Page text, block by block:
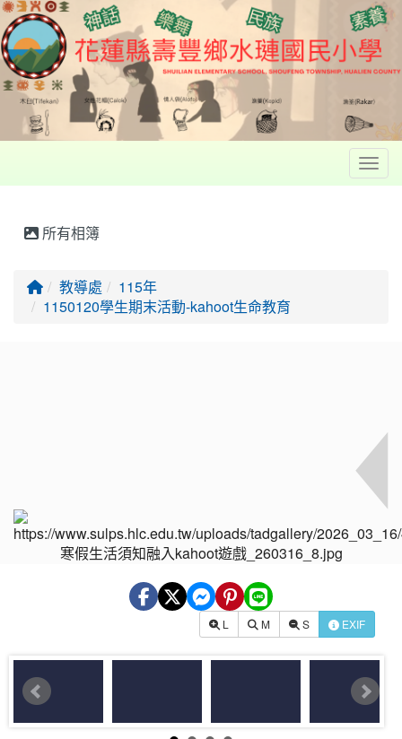
所有相簿
回首頁
教導處
115年
1150120學生期末活動-kahoot生命教育
L M S EXIF